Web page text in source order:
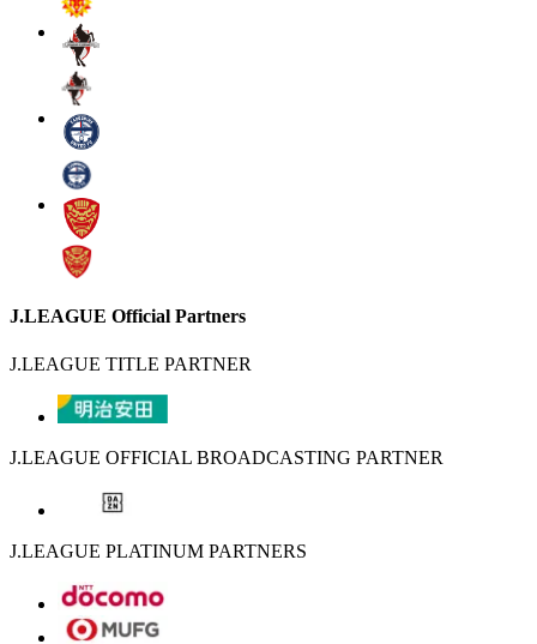
J.LEAGUE Official Partners
J.LEAGUE TITLE PARTNER
J.LEAGUE OFFICIAL BROADCASTING PARTNER
J.LEAGUE PLATINUM PARTNERS